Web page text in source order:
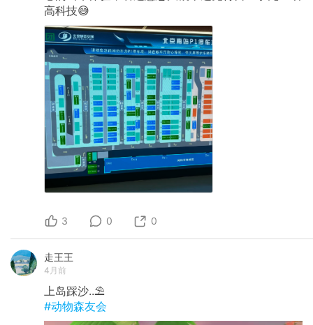
高科技😅
3 0 0
走王王
4月前
上岛踩沙..⛱️
#动物森友会